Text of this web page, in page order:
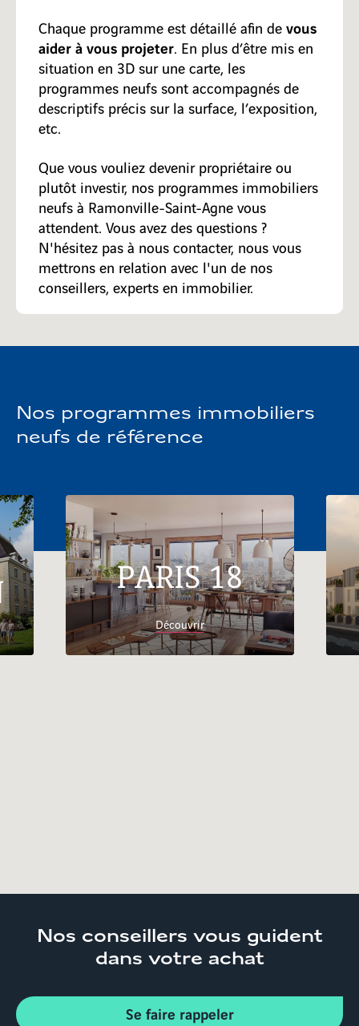
Chaque programme est détaillé afin devous
aider à vous projeter. En plus d’être mis en
situation en 3D sur une carte, les
programmes neufs sont accompagnés de
descriptifs précis sur la surface, l’exposition,
etc.
Que vous vouliez devenir propriétaire ou
plutôt investir, nos programmes immobiliers
neufs à Ramonville-Saint-Agne vous
attendent. Vous avez des questions ?
N'hésitez pas à nous contacter, nous vous
mettrons en relation avec l'un de nos
conseillers, experts en immobilier.
Nos programmes immobiliers
neufs de référence
PARIS 18
Découvrir
Nos conseillers vous guident
dans votre achat
Se faire rappeler